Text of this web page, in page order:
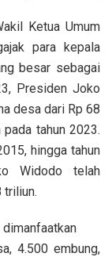
Ketua Umum
para kepala
besar sebagai
Presiden Joko
desa dari Rp 68
tahun 2023.
hingga tahun
Widodo telah
triliun.
4.500 embung,